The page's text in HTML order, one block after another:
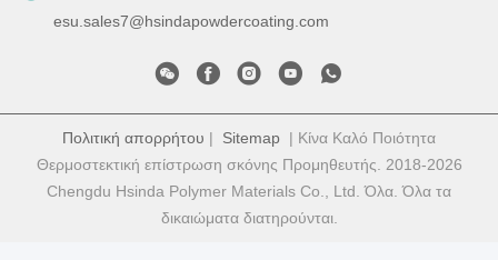
esu.sales7@hsindapowdercoating.com
Πολιτική απορρήτου | Sitemap | Κίνα Καλό Ποιότητα
Θερμοστεκτική επίστρωση σκόνης Προμηθευτής. 2018-2026
Chengdu Hsinda Polymer Materials Co., Ltd. Όλα. Όλα τα
δικαιώματα διατηρούνται.